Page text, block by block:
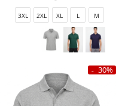
M
L
XL
2XL
3XL
30%